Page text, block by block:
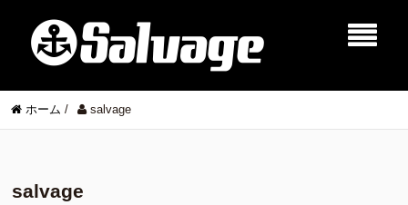
ホーム / salvage
salvage